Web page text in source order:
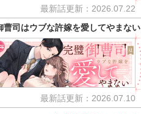
最新話更新：2026.07.22
曹司はウブな許嫁を愛してやまない
最新話更新：2026.07.10